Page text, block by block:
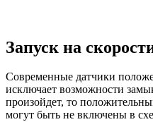
Запуск на
Современные датчики
исключает возможности
произойдет, то
могут быть не включены в